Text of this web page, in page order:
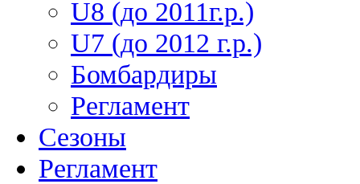
U8 (до 2011г.р.)
U7 (до 2012 г.р.)
Бомбардиры
Регламент
Сезоны
Регламент